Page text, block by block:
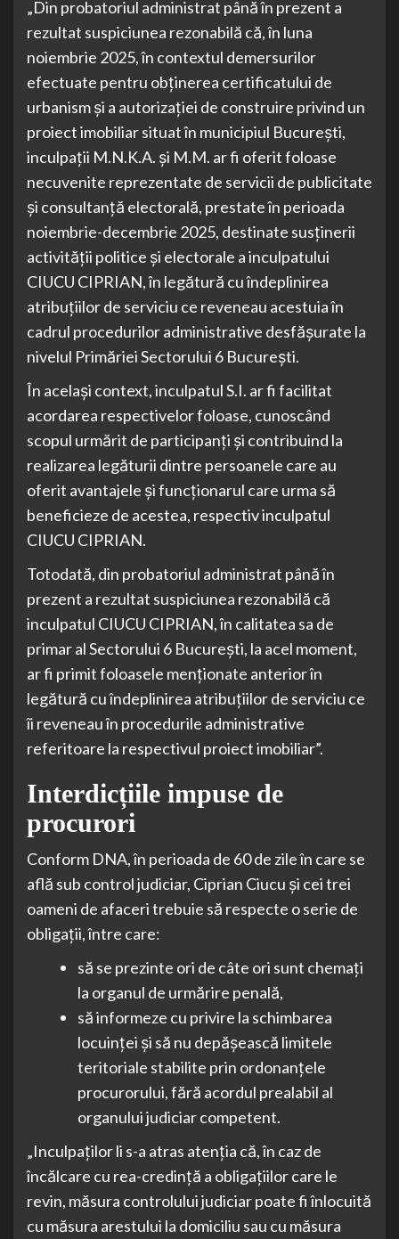
„Din probatoriul administrat până în prezent a
rezultat suspiciunea rezonabilă că, în luna
noiembrie 2025, în contextul demersurilor
efectuate pentru obținerea certificatului de
urbanism și a autorizației de construire privind un
proiect imobiliar situat în municipiul București,
inculpații M.N.K.A. și M.M. ar fi oferit foloase
necuvenite reprezentate de servicii de publicitate
și consultanță electorală, prestate în perioada
noiembrie-decembrie 2025, destinate susținerii
activității politice și electorale a inculpatului
CIUCU CIPRIAN, în legătură cu îndeplinirea
atribuțiilor de serviciu ce reveneau acestuia în
cadrul procedurilor administrative desfășurate la
nivelul Primăriei Sectorului 6 București.
În același context, inculpatul S.I. ar fi facilitat
acordarea respectivelor foloase, cunoscând
scopul urmărit de participanți și contribuind la
realizarea legăturii dintre persoanele care au
oferit avantajele și funcționarul care urma să
beneficieze de acestea, respectiv inculpatul
CIUCU CIPRIAN.
Totodată, din probatoriul administrat până în
prezent a rezultat suspiciunea rezonabilă că
inculpatul CIUCU CIPRIAN, în calitatea sa de
primar al Sectorului 6 București, la acel moment,
ar fi primit foloasele menționate anterior în
legătură cu îndeplinirea atribuțiilor de serviciu ce
îi reveneau în procedurile administrative
referitoare la respectivul proiect imobiliar”.
Interdicțiile impuse de
procurori
Conform DNA, în perioada de 60 de zile în care se
află sub control judiciar, Ciprian Ciucu și cei trei
oameni de afaceri trebuie să respecte o serie de
obligații, între care:
să se prezinte ori de câte ori sunt chemați
la organul de urmărire penală,
să informeze cu privire la schimbarea
locuinței și să nu depășească limitele
teritoriale stabilite prin ordonanțele
procurorului, fără acordul prealabil al
organului judiciar competent.
„Inculpaților li s-a atras atenția că, în caz de
încălcare cu rea-credință a obligațiilor care le
revin, măsura controlului judiciar poate fi înlocuită
cu măsura arestului la domiciliu sau cu măsura